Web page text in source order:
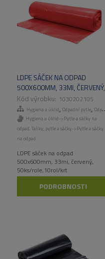
LDPE SÁČEK NA ODPAD
500X600MM, 33MI, ČERVENÝ,
50KS/ROLE,10ROL/KART
1030202105
Hygiena a úklid, Odpadní pytle, Odpadní pytle
Hygiena a úklid->Pytle a sáčky na
odpad Tašky, pytle a sáčky->Pytle a sáčky
na odpad
LDPE sáček na odpad
500x600mm, 33mi, červený,
50ks/role,10rol/krt
PODROBNOSTI